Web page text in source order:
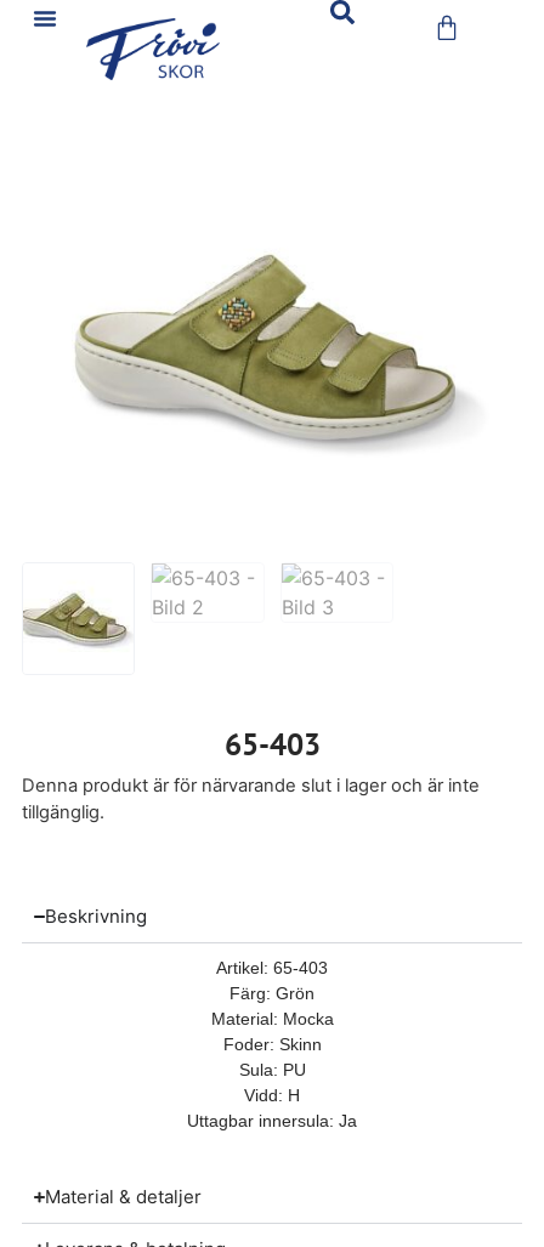
65-403
Denna produkt är för närvarande slut i lager och är inte
tillgänglig.
Beskrivning
Artikel: 65-403
Färg: Grön
Material: Mocka
Foder: Skinn
Sula: PU
Vidd: H
Uttagbar innersula: Ja
Material & detaljer